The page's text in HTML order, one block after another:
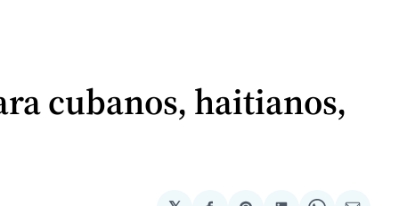
cubanos, haitianos,